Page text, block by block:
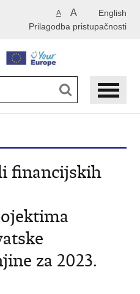
English
A A
Prilagodba pristupačnosti
financijskih
za 2023.